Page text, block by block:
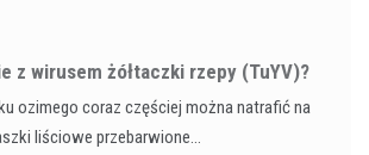
z wirusem żółtaczki rzepy (TuYV)?
ozimego coraz częściej można natrafić na
liściowe przebarwione…